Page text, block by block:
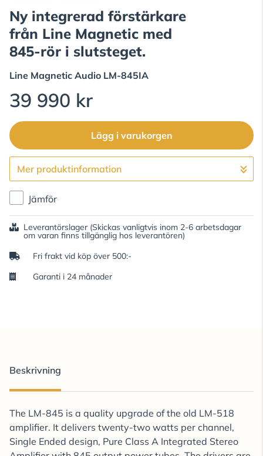
Ny integrerad förstärkare
från Line Magnetic med
845-rör i slutsteget.
Line Magnetic Audio LM-845IA
39 990 kr
Lägg i varukorgen
Gå till kassan
Mer produktinformation
Jämför
Leverantörslager (Skickas vanligtvis inom 2-6 arbetsdagar
om varan finns tillgänglig hos leverantören)
Fri frakt vid köp över 500:-
Garanti i 24 månader
Beskrivning
The LM-845 is a quality upgrade of the old LM-518
amplifier. It delivers twenty-two watts per channel,
Single Ended design, Pure Class A Integrated Stereo